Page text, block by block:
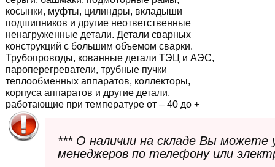
косынки, муфты, цилиндры, вкладыши
подшипников и другие неответственные
ненагруженные детали. Детали сварных
конструкций с большим объемом сварки.
Трубопроводы, кованные детали ТЭЦ и АЭС,
пароперегреватели, трубные пучки
теплообменных аппаратов, коллекторы,
корпуса аппаратов и другие детали,
работающие при температуре от – 40 до +
*** О наличии на складе Вы можете
менеджеров по телефону или